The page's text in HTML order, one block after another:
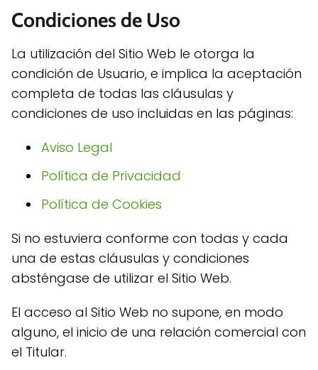
Condiciones de Uso
La utilización del Sitio Web le otorga la
condición de Usuario, e implica la aceptación
completa de todas las cláusulas y
condiciones de uso incluidas en las páginas:
Aviso Legal
Política de Privacidad
Política de Cookies
Si no estuviera conforme con todas y cada
una de estas cláusulas y condiciones
absténgase de utilizar el Sitio Web.
El acceso al Sitio Web no supone, en modo
alguno, el inicio de una relación comercial con
el Titular.